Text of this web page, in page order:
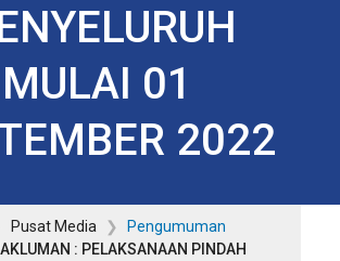
MULAI 01
2022
Pusat Media
Pengumuman
: PELAKSANAAN PINDAH